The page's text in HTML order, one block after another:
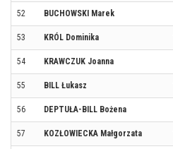
52 BUCHOWSKI Marek
53 KRÓL Dominika
54 KRAWCZUK Joanna
55 BILL Łukasz
56 DEPTUŁA-BILL Bożena
57 KOZŁOWIECKA Małgorzata